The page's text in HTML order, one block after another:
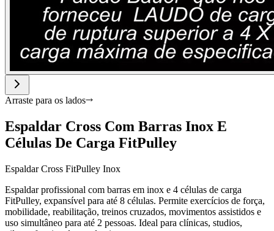
Arraste para os lados
Espaldar Cross Com Barras Inox E
Células De Carga FitPulley
Espaldar Cross FitPulley Inox
Espaldar profissional com barras em inox e 4 células de carga
FitPulley, expansível para até 8 células. Permite exercícios de força,
mobilidade, reabilitação, treinos cruzados, movimentos assistidos e
uso simultâneo para até 2 pessoas. Ideal para clínicas, studios,